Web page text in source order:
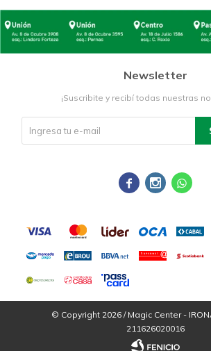
Newsletter
¡Suscribite y recibí todas nuestras
  
© Copyright 2026 / Magic Center -
211626020016